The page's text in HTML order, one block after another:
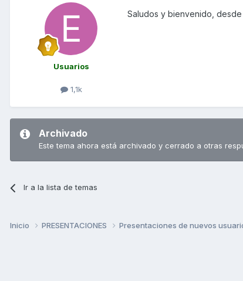
Usuarios
1,1k
Saludos y bienvenido, desde
Archivado
Este tema ahora está archivado y cerrado a otras
Ir a la lista de temas
Inicio PRESENTACIONES Presentaciones de nuevos